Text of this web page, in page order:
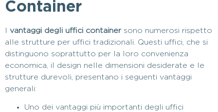
Container
vantaggi degli uffici containersono numerosi rispetto
alle strutture per uffici tradizionali. Questi uffici, che si
distinguono soprattutto per la loro convenienza
economica, il design nelle dimensioni desiderate e le
strutture durevoli, presentano i seguenti vantaggi
generali:
Uno dei vantaggi più importanti degli uffici